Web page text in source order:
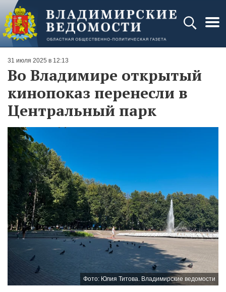
31 июля 2025 в 12:13
Во Владимире открытый
кинопоказ перенесли в
Центральный парк
Фото: Юлия Титова. Владимирские ведомости